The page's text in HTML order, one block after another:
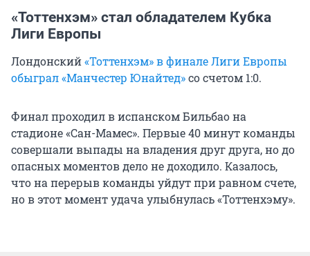
«Тоттенхэм» стал обладателем Кубка
Лиги Европы
Лондонский«Тоттенхэм» в финале Лиги Европы
обыграл «Манчестер Юнайтед»со счетом 1:0.
Финал проходил в испанском Бильбао на
стадионе «Сан-Мамес». Первые 40 минут команды
совершали выпады на владения друг друга, но до
опасных моментов дело не доходило. Казалось,
что на перерыв команды уйдут при равном счете,
но в этот момент удача улыбнулась «Тоттенхэму».